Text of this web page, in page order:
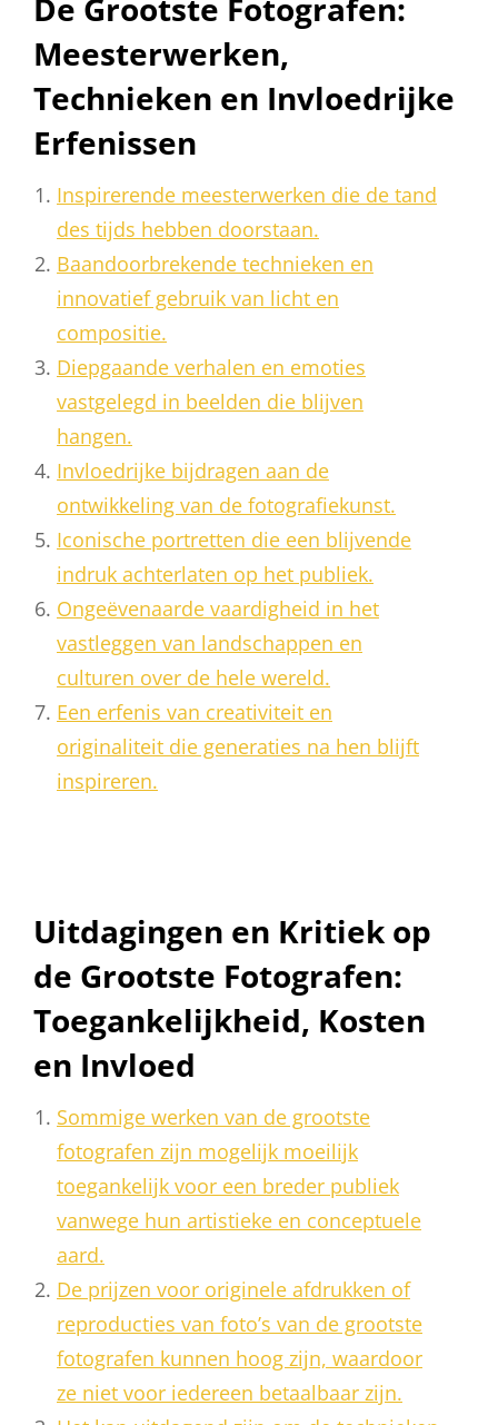
De Grootste Fotografen:
Meesterwerken,
Technieken en Invloedrijke
Erfenissen
Inspirerende meesterwerken die de tand
des tijds hebben doorstaan.
Baandoorbrekende technieken en
innovatief gebruik van licht en
compositie.
Diepgaande verhalen en emoties
vastgelegd in beelden die blijven
hangen.
Invloedrijke bijdragen aan de
ontwikkeling van de fotografiekunst.
Iconische portretten die een blijvende
indruk achterlaten op het publiek.
Ongeëvenaarde vaardigheid in het
vastleggen van landschappen en
culturen over de hele wereld.
Een erfenis van creativiteit en
originaliteit die generaties na hen blijft
inspireren.
Uitdagingen en Kritiek op
de Grootste Fotografen:
Toegankelijkheid, Kosten
en Invloed
Sommige werken van de grootste
fotografen zijn mogelijk moeilijk
toegankelijk voor een breder publiek
vanwege hun artistieke en conceptuele
aard.
De prijzen voor originele afdrukken of
reproducties van foto’s van de grootste
fotografen kunnen hoog zijn, waardoor
ze niet voor iedereen betaalbaar zijn.